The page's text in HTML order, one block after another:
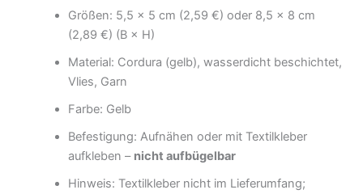
Größen: 5,5 × 5 cm (2,59 €) oder 8,5 × 8 cm
(2,89 €) (B × H)
Material: Cordura (gelb), wasserdicht beschichtet,
Vlies, Garn
Farbe: Gelb
Befestigung: Aufnähen oder mit Textilkleber
aufkleben – nicht aufbügelbar
Hinweis: Textilkleber nicht im Lieferumfang;